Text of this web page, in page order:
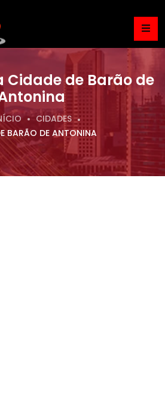
Cidade de Barão de
CIDADES
BARÃO DE ANTONINA